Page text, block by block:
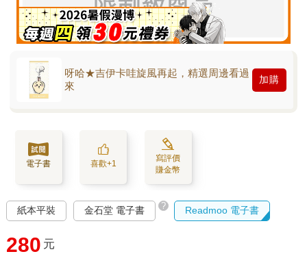
呀哈★吉伊卡哇旋風再起，精選周邊看過
來
加購
電子書 喜歡+1
寫評價
賺金幣
紙本平裝 金石堂 電子書 ? Readmoo 電子書
280 元